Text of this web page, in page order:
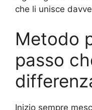
che li unisce
Metodo
passo
Inizio sempre